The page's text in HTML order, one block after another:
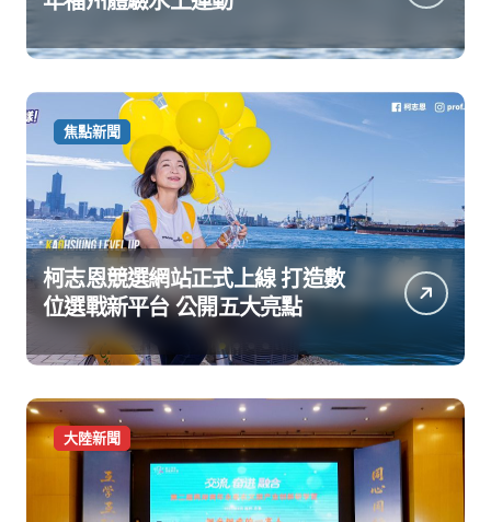
焦點新聞
柯志恩競選網站正式上線 打造數
位選戰新平台 公開五大亮點
大陸新聞